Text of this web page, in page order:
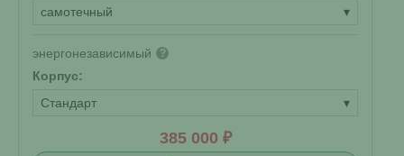
самотечный
▾
энергонезависимый ?
Корпус:
Стандарт
▾
385 000 ₽